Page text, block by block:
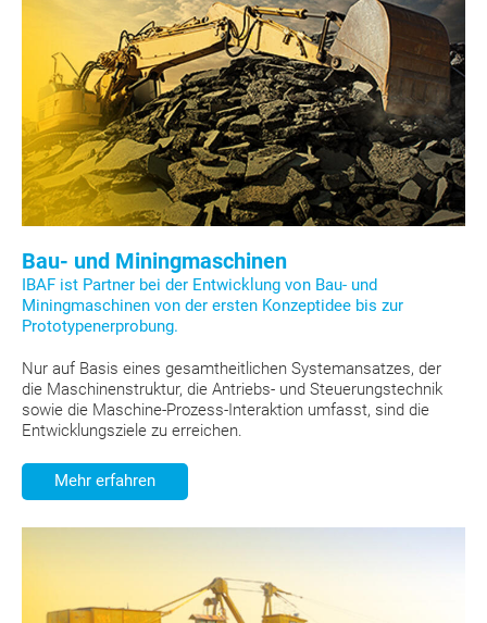
Bau- und Miningmaschinen
IBAF ist Partner bei der Entwicklung von Bau- und
Miningmaschinen von der ersten Konzeptidee bis zur
Prototypenerprobung.
Nur auf Basis eines gesamtheitlichen Systemansatzes, der
die Maschinenstruktur, die Antriebs- und Steuerungstechnik
sowie die Maschine-Prozess-Interaktion umfasst, sind die
Entwicklungsziele zu erreichen.
Mehr erfahren